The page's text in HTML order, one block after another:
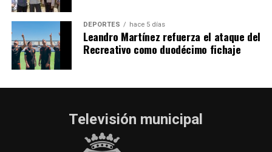
DEPORTES hace 5 días
Leandro Martínez refuerza el ataque del
Recreativo como duodécimo fichaje
Televisión municipal